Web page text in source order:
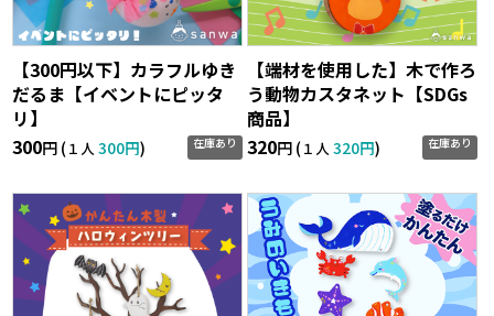
【300円以下】カラフルゆき
だるま【イベントにピッタ
リ】
300円 (１人300円) 在庫あり
【端材を使用した】木で作ろ
う動物カスタネット【SDGs
商品】
320円 (１人320円) 在庫あり